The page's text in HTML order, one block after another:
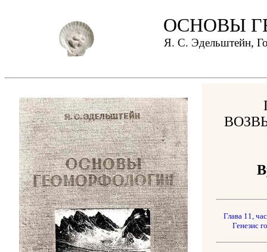
ОСНОВЫ
Я. С. Эдельштейн,
Глава 11,
Генезис